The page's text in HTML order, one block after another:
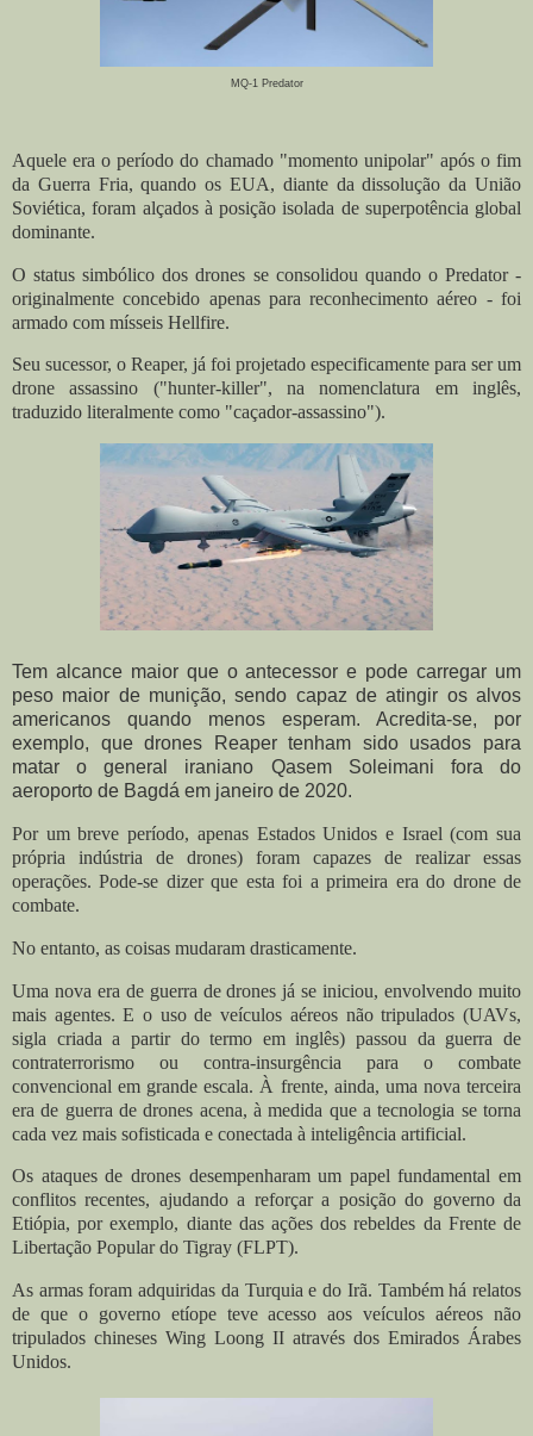
MQ-1 Predator
Aquele era o período do chamado "momento unipolar" após o fim
da Guerra Fria, quando os EUA, diante da dissolução da União
Soviética, foram alçados à posição isolada de superpotência global
dominante.
O status simbólico dos drones se consolidou quando o Predator -
originalmente concebido apenas para reconhecimento aéreo - foi
armado com mísseis Hellfire.
Seu sucessor, o Reaper, já foi projetado especificamente para ser um
drone assassino ("hunter-killer", na nomenclatura em inglês,
traduzido literalmente como "caçador-assassino").
Tem alcance maior que o antecessor e pode carregar um
peso maior de munição, sendo capaz de atingir os alvos
americanos quando menos esperam. Acredita-se, por
exemplo, que drones Reaper tenham sido usados ​​para
matar o general iraniano Qasem Soleimani fora do
aeroporto de Bagdá em janeiro de 2020.
Por um breve período, apenas Estados Unidos e Israel (com sua
própria indústria de drones) foram capazes de realizar essas
operações. Pode-se dizer que esta foi a primeira era do drone de
combate.
No entanto, as coisas mudaram drasticamente.
Uma nova era de guerra de drones já se iniciou, envolvendo muito
mais agentes. E o uso de veículos aéreos não tripulados (UAVs,
sigla criada a partir do termo em inglês) passou da guerra de
contraterrorismo ou contra-insurgência para o combate
convencional em grande escala. À frente, ainda, uma nova terceira
era de guerra de drones acena, à medida que a tecnologia se torna
cada vez mais sofisticada e conectada à inteligência artificial.
Os ataques de drones desempenharam um papel fundamental em
conflitos recentes, ajudando a reforçar a posição do governo da
Etiópia, por exemplo, diante das ações dos rebeldes da Frente de
Libertação Popular do Tigray (FLPT).
As armas foram adquiridas da Turquia e do Irã. Também há relatos
de que o governo etíope teve acesso aos veículos aéreos não
tripulados chineses Wing Loong II através dos Emirados Árabes
Unidos.